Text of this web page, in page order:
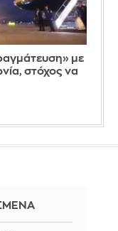
με
στόχος να